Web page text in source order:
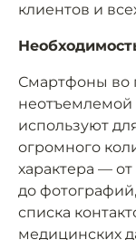
клиентов и
Смартфоны во
используют
огромного
характера —
до
списка
медицинских